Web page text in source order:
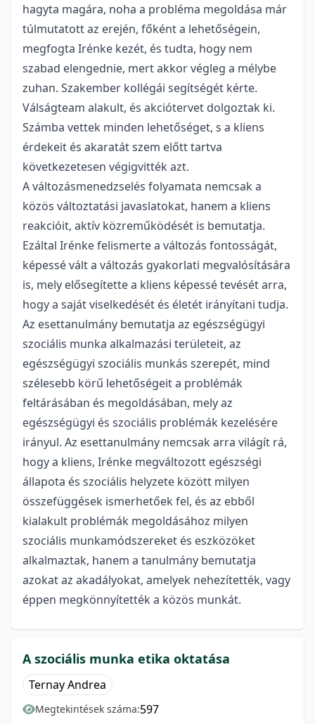
hagyta magára, noha a probléma megoldása már
túlmutatott az erején, főként a lehetőségein,
megfogta Irénke kezét, és tudta, hogy nem
szabad elengednie, mert akkor végleg a mélybe
zuhan. Szakember kollégái segítségét kérte.
Válságteam alakult, és akciótervet dolgoztak ki.
Számba vettek minden lehetőséget, s a kliens
érdekeit és akaratát szem előtt tartva
következetesen végigvitték azt.
A változásmenedzselés folyamata nemcsak a
közös változtatási javaslatokat, hanem a kliens
reakcióit, aktív közreműködését is bemutatja.
Ezáltal Irénke felismerte a változás fontosságát,
képessé vált a változás gyakorlati megvalósítására
is, mely elősegítette a kliens képessé tevését arra,
hogy a saját viselkedését és életét irányítani tudja.
Az esettanulmány bemutatja az egészségügyi
szociális munka alkalmazási területeit, az
egészségügyi szociális munkás szerepét, mind
szélesebb körű lehetőségeit a problémák
feltárásában és megoldásában, mely az
egészségügyi és szociális problémák kezelésére
irányul. Az esettanulmány nemcsak arra világít rá,
hogy a kliens, Irénke megváltozott egészségi
állapota és szociális helyzete között milyen
összefüggések ismerhetőek fel, és az ebből
kialakult problémák megoldásához milyen
szociális munkamódszereket és eszközöket
alkalmaztak, hanem a tanulmány bemutatja
azokat az akadályokat, amelyek nehezítették, vagy
éppen megkönnyítették a közös munkát.
A szociális munka etika oktatása
Ternay Andrea
Megtekintések száma:597